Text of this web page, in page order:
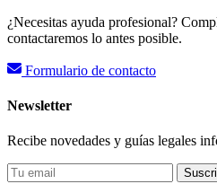
¿Necesitas ayuda profesional?
contactaremos lo antes posible.
Formulario de contacto
Newsletter
Recibe novedades y guías legales